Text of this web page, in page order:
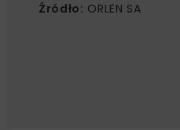
Źródło: ORLEN SA